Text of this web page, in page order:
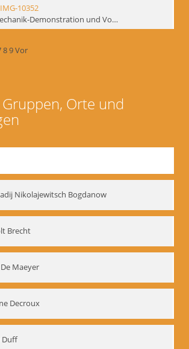
10352
Biomechanik-Demonstration und Vortrag, Berliner Ensemble, 04.10.1991
89Vor
Orte und
Nikolajewitsch Bogdanow
Brecht
Maeyer
Decroux
Duff